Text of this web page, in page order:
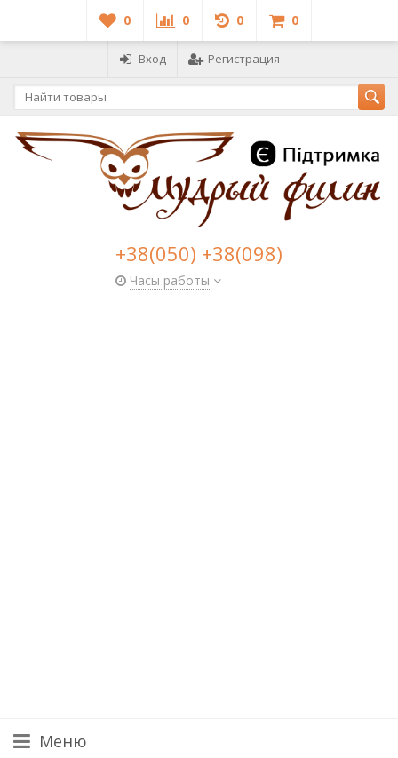
0 0 0 0
Вход Регистрация
+38(050) +38(098)
Часы работы
Меню